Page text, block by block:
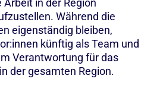
Arbeit in der Region
Während die
eigenständig bleiben,
künftig als Team und
Verantwortung für das
der gesamten Region.